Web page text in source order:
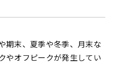
期末、夏季や冬季、月末な
やオフピークが発生してい